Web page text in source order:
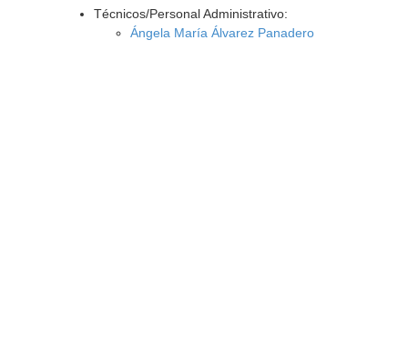
Técnicos/Personal Administrativo:
Ángela María Álvarez Panadero